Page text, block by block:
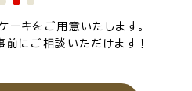
ーキをご用意いたします。
前にご相談いただけます！